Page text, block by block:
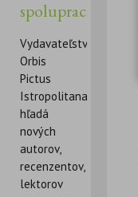
spolupracovníkov
Vydavateľstvo
Orbis
Pictus
Istropolitana
hľadá
nových
autorov,
recenzentov,
lektorov